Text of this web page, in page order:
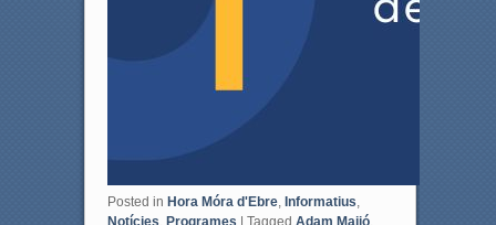
Posted in Hora Móra d'Ebre, Informatius,
Notícies, Programes Tagged Adam Maijó,